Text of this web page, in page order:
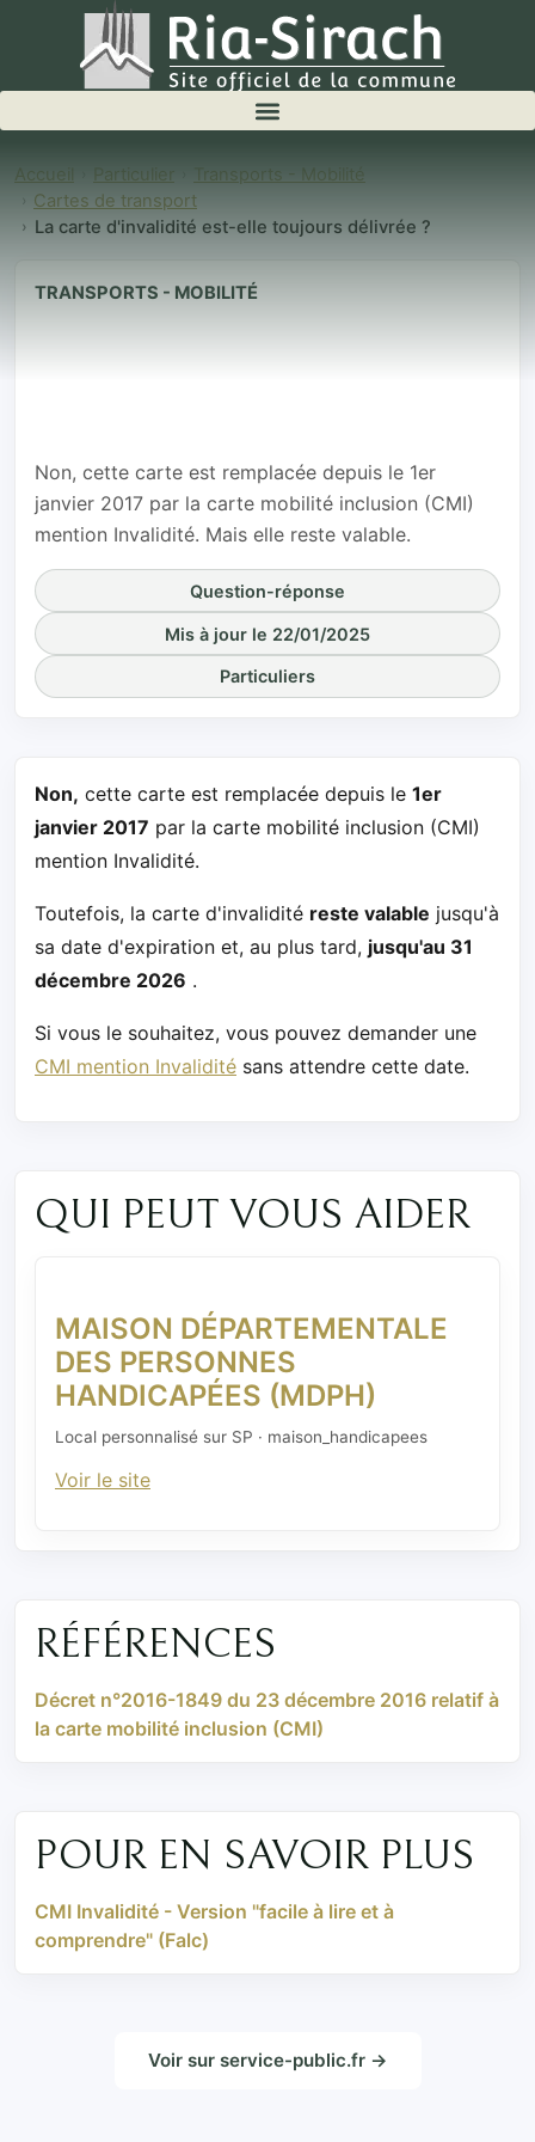
Accueil Particulier
Transports - Mobilité
Cartes de transport
La carte d'invalidité est-elle toujours délivrée ?
TRANSPORTS - MOBILITÉ
La carte
d'invalidité est-
Non, cette carte est remplacée depuis le 1er
janvier 2017 par la carte mobilité inclusion (CMI)
mention Invalidité. Mais elle reste valable.
Question-réponse
Mis à jour le 22/01/2025
Particuliers
Non, cette carte est remplacée depuis le 1er
janvier 2017 par la carte mobilité inclusion (CMI)
mention Invalidité.
Toutefois, la carte d'invalidité reste valable jusqu'à
sa date d'expiration et, au plus tard, jusqu'au 31
décembre 2026 .
Si vous le souhaitez, vous pouvez demander une
CMI mention Invalidité sans attendre cette date.
QUI PEUT VOUS AIDER
MAISON DÉPARTEMENTALE
DES PERSONNES
HANDICAPÉES (MDPH)
Local personnalisé sur SP · maison_handicapees
Voir le site
RÉFÉRENCES
Décret n°2016-1849 du 23 décembre 2016 relatif à
la carte mobilité inclusion (CMI)
POUR EN SAVOIR PLUS
CMI Invalidité - Version "facile à lire et à
comprendre" (Falc)
Voir sur service-public.fr →